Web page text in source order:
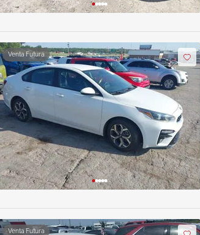
Venta Futura
Venta Futura